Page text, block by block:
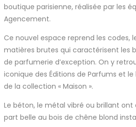
boutique parisienne, réalisée par les
Agencement.
Ce nouvel espace reprend les codes,
matières brutes qui caractérisent les
de parfumerie d’exception. On y
iconique des Éditions de Parfums et
de la collection « Maison ».
Le béton, le métal vibré ou brillant
part belle au bois de chêne blond